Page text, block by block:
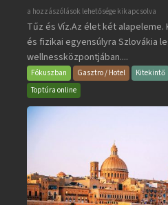
Aquacity
Poprad
·
Wellness
és
Gyógyfürdő
a hozzászólások lehetősége kikapcsolva
Tűz és Víz.Az élet két
és fizikai egyensúlyra Szlovákia
wellnessközpontjában....
Fókuszban Gasztro / Hotel Kitekintő
Toptúra online